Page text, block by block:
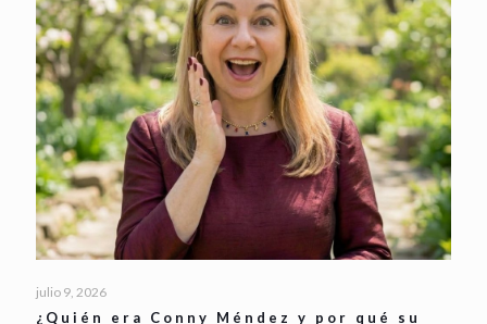
julio 9, 2026
¿Quién era Conny Méndez y por qué su